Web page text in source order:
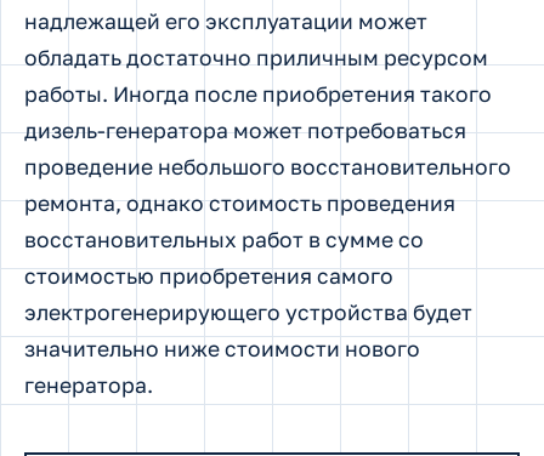
надлежащей его эксплуатации может
обладать достаточно приличным ресурсом
работы. Иногда после приобретения такого
дизель-генератора может потребоваться
проведение небольшого восстановительного
ремонта, однако стоимость проведения
восстановительных работ в сумме со
стоимостью приобретения самого
электрогенерирующего устройства будет
значительно ниже стоимости нового
генератора.